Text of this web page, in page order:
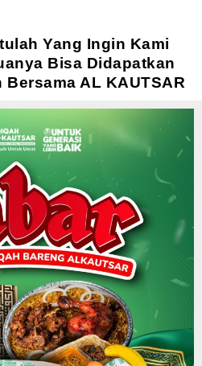
Yang Ingin Kami
Bisa Didapatkan
AL KAUTSAR